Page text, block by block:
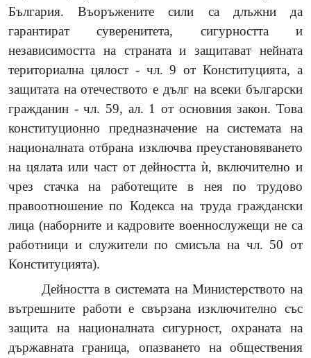
България. Въоръжените сили са длъжни да
гарантират суверенитета, сигурността и
независимостта на страната и защитават нейната
териториална цялост - чл. 9 от Конституцията, а
защитата на отечеството е дълг на всеки български
гражданин - чл. 59, ал. 1 от основния закон. Това
конституционно предназначение на системата на
националната отбрана изключва преустановяването
на цялата или част от дейността ѝ, включително и
чрез стачка на работещите в нея по трудово
правоотношение по Кодекса на труда граждански
лица (наборните и кадровите военнослужещи не са
работници и служители по смисъла на чл. 50 от
Конституцията).
Дейността в системата на Министерството на
вътрешните работи е свързана изключително със
защита на националната сигурност, охраната на
държавната граница, опазването на обществения